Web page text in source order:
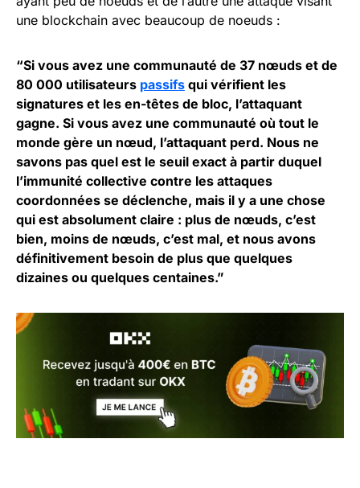
une blockchain avec beaucoup de noeuds :
“Si vous avez une communauté de 37 nœuds et de
80 000 utilisateurs passifs qui vérifient les
signatures et les en-têtes de bloc, l’attaquant
gagne. Si vous avez une communauté où tout le
monde gère un nœud, l’attaquant perd. Nous ne
savons pas quel est le seuil exact à partir duquel
l’immunité collective contre les attaques
coordonnées se déclenche, mais il y a une chose
qui est absolument claire : plus de nœuds, c’est
bien, moins de nœuds, c’est mal, et nous avons
définitivement besoin de plus que quelques
dizaines ou quelques centaines.”